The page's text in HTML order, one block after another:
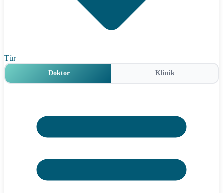
Tür
Doktor Klinik